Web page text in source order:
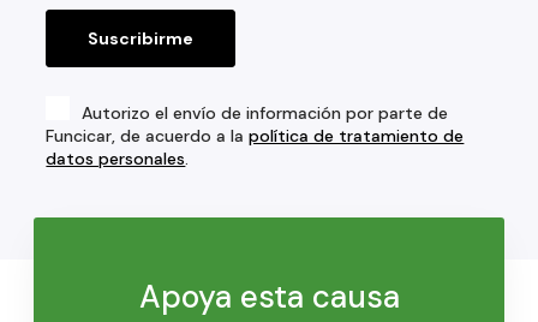
Autorizo el envío de información por parte de
Funcicar, de acuerdo a lapolítica de tratamiento de
datos personales.
Apoya esta causa